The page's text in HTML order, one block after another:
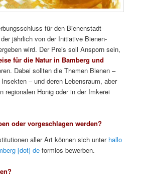
für den Bienenstadt-
jährlich von der Initiative Bienen-
wird. Der Preis soll Ansporn sein,
für die Natur in Bamberg und
Dabei sollten die Themen Bienen –
– und deren Lebensraum, aber
regionalen Honig oder in der Imkerei
oder vorgeschlagen werden?
aller Art können sich unter hallo
[dot] de formlos bewerben.